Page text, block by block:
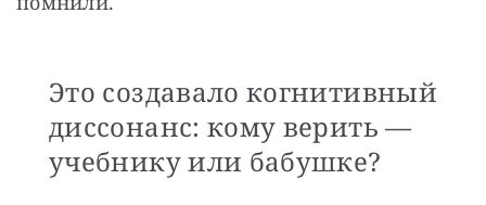
Это создавало когнитивный
диссонанс: кому верить —
учебнику или бабушке?